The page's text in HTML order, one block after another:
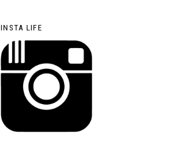
INSTA LIFE